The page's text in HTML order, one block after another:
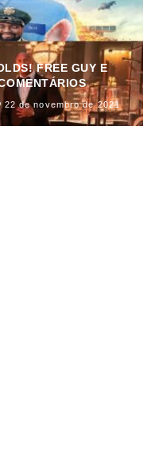
FREE GUY E
22 de novembro de 2021